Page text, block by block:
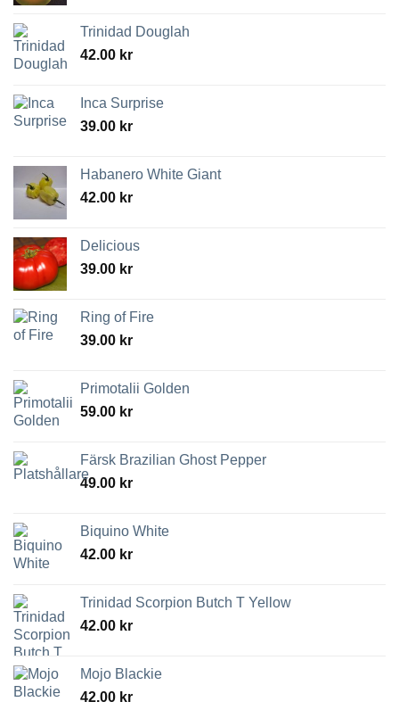
Trinidad Douglah
42.00 kr
Inca Surprise
39.00 kr
Habanero White Giant
42.00 kr
Delicious
39.00 kr
Ring of Fire
39.00 kr
Primotalii Golden
59.00 kr
Färsk Brazilian Ghost Pepper
49.00 kr
Biquino White
42.00 kr
Trinidad Scorpion Butch T Yellow
42.00 kr
Mojo Blackie
42.00 kr